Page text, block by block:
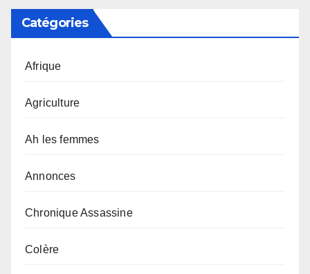
Catégories
Afrique
Agriculture
Ah les femmes
Annonces
Chronique Assassine
Colère